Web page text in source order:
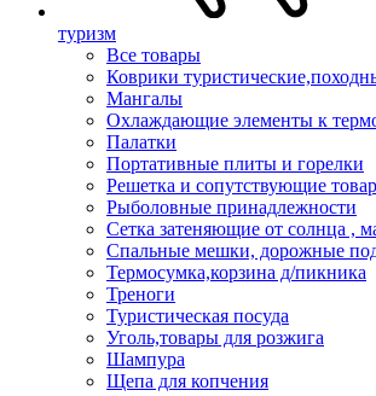
туризм
Все товары
Коврики
Мангалы
Охлаждающие элементы к
Палатки
Портативные плиты и горелки
Решетка и сопутствующие
Рыболовные принадлежности
Сетка затеняющие от солнца ,
Спальные мешки, дорожные
Термосумка,корзина д/пикника
Треноги
Туристическая посуда
Уголь,товары для розжига
Шампура
Щепа для копчения